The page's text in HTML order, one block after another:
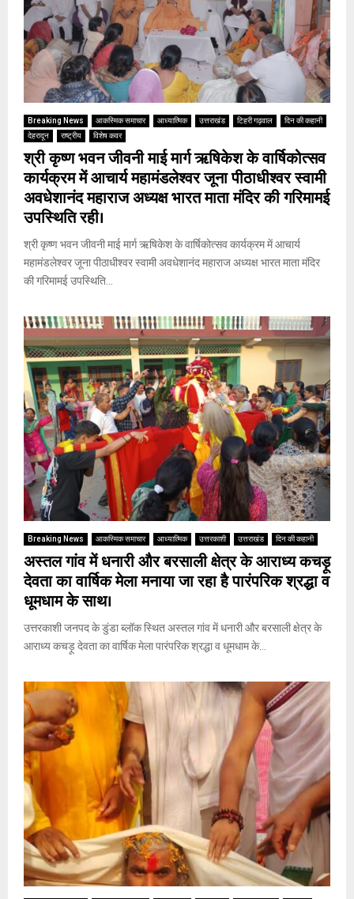
Breaking News आकस्मिक समाचार आध्यात्मिक उत्तराखंड टिहरी गढ़वाल
दिन की कहानी
देहरादून
राष्ट्रीय विशेष कवर
श्री कृष्ण भवन जीवनी माई मार्ग ऋषिकेश के वार्षिकोत्सव
कार्यक्रम में आचार्य महामंडलेश्वर जूना पीठाधीश्वर स्वामी
अवधेशानंद महाराज अध्यक्ष भारत माता मंदिर की गरिमामई
उपस्थिति रही।
श्री कृष्ण भवन जीवनी माई मार्ग ऋषिकेश के वार्षिकोत्सव कार्यक्रम में आचार्य
महामंडलेश्वर जूना पीठाधीश्वर स्वामी अवधेशानंद महाराज अध्यक्ष भारत माता मंदिर
की गरिमामई उपस्थिति...
Breaking News आकस्मिक समाचार आध्यात्मिक उत्तरकाशी उत्तराखंड दिन की कहानी
अस्तल गांव में धनारी और बरसाली क्षेत्र के आराध्य कचड़ू
देवता का वार्षिक मेला मनाया जा रहा है पारंपरिक श्रद्धा व
धूमधाम के साथ।
उत्तरकाशी जनपद के डुंडा ब्लॉक स्थित अस्तल गांव में धनारी और बरसाली क्षेत्र के
आराध्य कचड़ू देवता का वार्षिक मेला पारंपरिक श्रद्धा व धूमधाम के...